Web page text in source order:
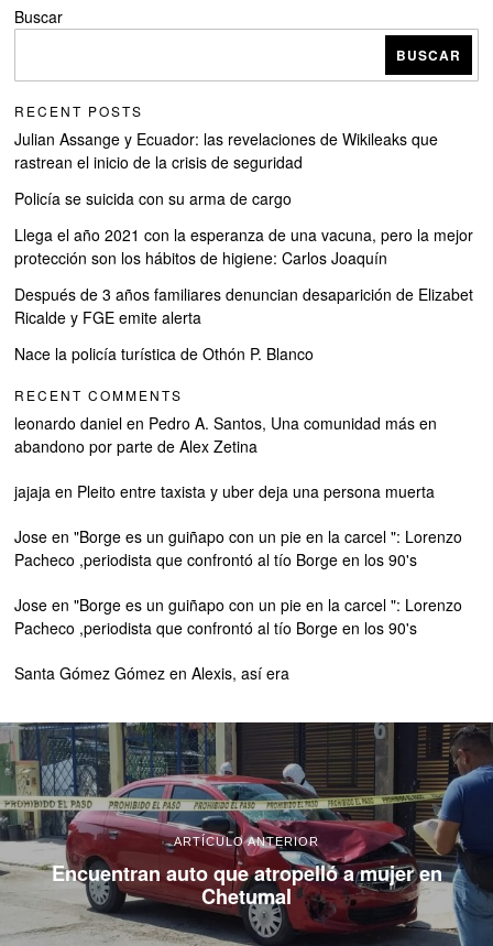
Buscar
BUSCAR
RECENT POSTS
Julian Assange y Ecuador: las revelaciones de Wikileaks que
rastrean el inicio de la crisis de seguridad
Policía se suicida con su arma de cargo
Llega el año 2021 con la esperanza de una vacuna, pero la mejor
protección son los hábitos de higiene: Carlos Joaquín
Después de 3 años familiares denuncian desaparición de Elizabet
Ricalde y FGE emite alerta
Nace la policía turística de Othón P. Blanco
RECENT COMMENTS
leonardo daniel en Pedro A. Santos, Una comunidad más en
abandono por parte de Alex Zetina
jajaja en Pleito entre taxista y uber deja una persona muerta
Jose en"Borge es un guiñapo con un pie en la carcel ": Lorenzo
Pacheco ,periodista que confrontó al tío Borge en los 90's
Jose en"Borge es un guiñapo con un pie en la carcel ": Lorenzo
Pacheco ,periodista que confrontó al tío Borge en los 90's
Santa Gómez Gómez enAlexis, así era
ARTÍCULO ANTERIOR
Encuentran auto que atropelló a mujer en
Chetumal